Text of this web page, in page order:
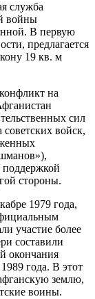
служба
войны
В первую
предлагается
19 кв. м
на
сил
войск,
стороны.
1979 года,
участие более
составили
окончания
года. В этот
землю,
воины.